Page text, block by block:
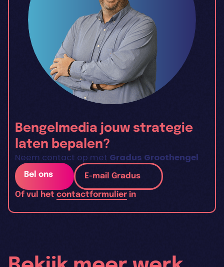
Bengelmedia jouw strategie
laten bepalen?
Neem contact op met Gradus Groothengel
Bel ons E-mail Gradus
Of vul het contactformulier in